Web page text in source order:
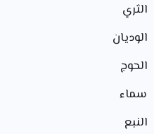
الثري
الوديان
الحوج
سماء
النبع